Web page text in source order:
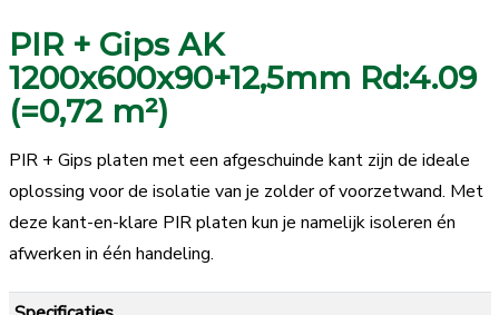
PIR + Gips AK
1200x600x90+12,5mm Rd:4.09
(=0,72 m²)
PIR + Gips platen met een afgeschuinde kant zijn de ideale
oplossing voor de isolatie van je zolder of voorzetwand. Met
deze kant-en-klare PIR platen kun je namelijk isoleren én
afwerken in één handeling.